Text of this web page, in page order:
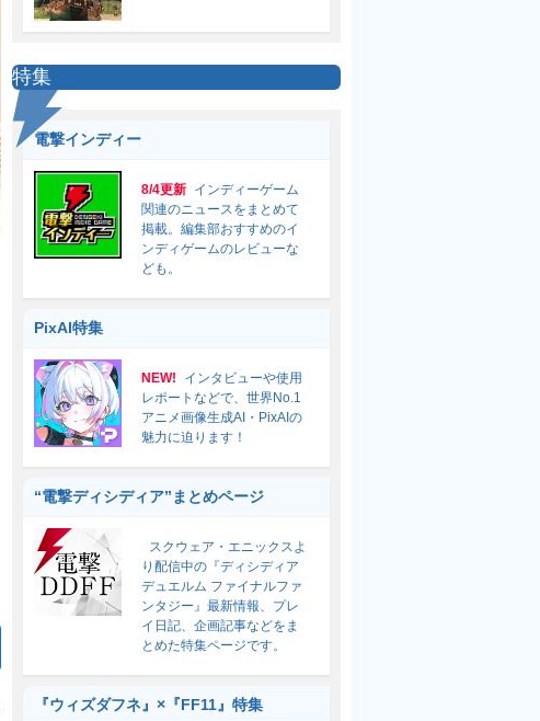
特集
電撃インディー
8/4更新 インディーゲーム
関連のニュースをまとめて
掲載。編集部おすすめのイ
ンディゲームのレビューな
ども。
PixAI特集
NEW!
インタビューや使用
レポートなどで、世界No.1
アニメ画像生成AI・PixAIの
魅力に迫ります！
“電撃ディシディア”まとめページ
スクウェア・エニックスよ
り配信中の『ディシディア
デュエルム ファイナルファ
ンタジー』最新情報、プレ
イ日記、企画記事などをま
とめた特集ページです。
『ウィズダフネ』×『FF11』特集